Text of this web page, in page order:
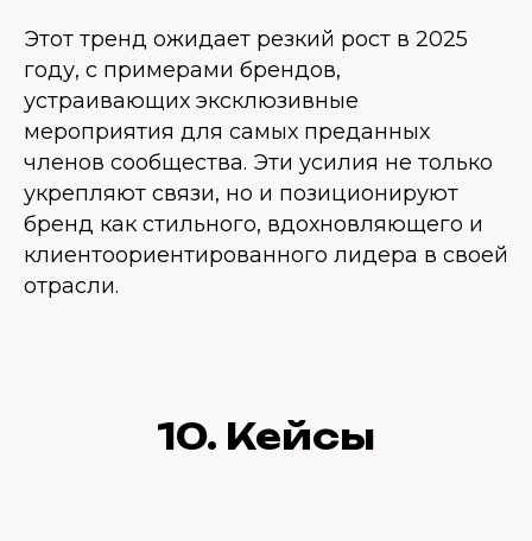
Этот тренд ожидает резкий рост в 2025
году, с примерами брендов,
устраивающих эксклюзивные
мероприятия для самых преданных
членов сообщества. Эти усилия не только
укрепляют связи, но и позиционируют
бренд как стильного, вдохновляющего и
клиентоориентированного лидера в своей
отрасли.
10. Кейсы